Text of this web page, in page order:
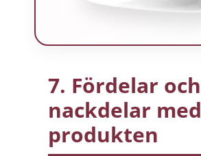
7. Fördelar och
nackdelar med
produkten